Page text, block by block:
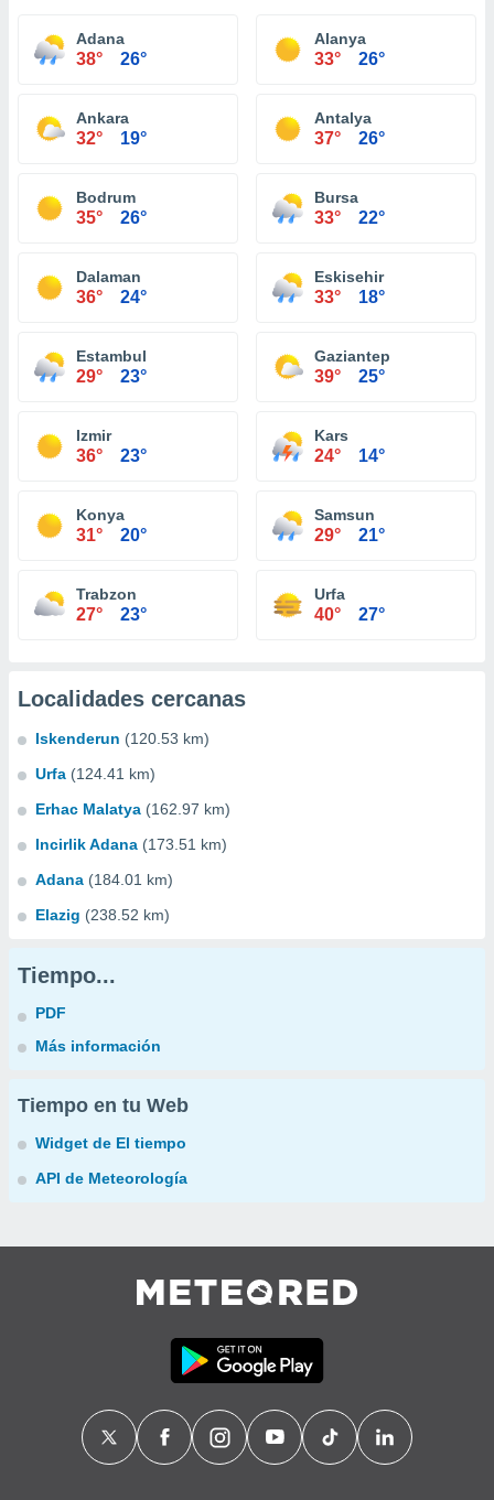
Adana
38° 26°
Alanya
33° 26°
Ankara
32° 19°
Antalya
37° 26°
Bodrum
35° 26°
Bursa
33° 22°
Dalaman
36° 24°
Eskisehir
33° 18°
Estambul
29° 23°
Gaziantep
39° 25°
Izmir
36° 23°
Kars
24° 14°
Konya
31° 20°
Samsun
29° 21°
Trabzon
27° 23°
Urfa
40° 27°
Localidades cercanas
Iskenderun (120.53 km)
Urfa (124.41 km)
Erhac Malatya (162.97 km)
Incirlik Adana (173.51 km)
Adana (184.01 km)
Elazig (238.52 km)
Tiempo...
PDF
Más información
Tiempo en tu Web
Widget de El tiempo
API de Meteorología